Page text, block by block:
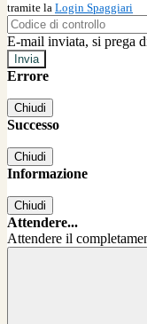
tramite la Login Spaggiari
E-mail inviata, si prega
Errore
Chiudi
Successo
Chiudi
Informazione
Chiudi
Attendere...
Attendere il